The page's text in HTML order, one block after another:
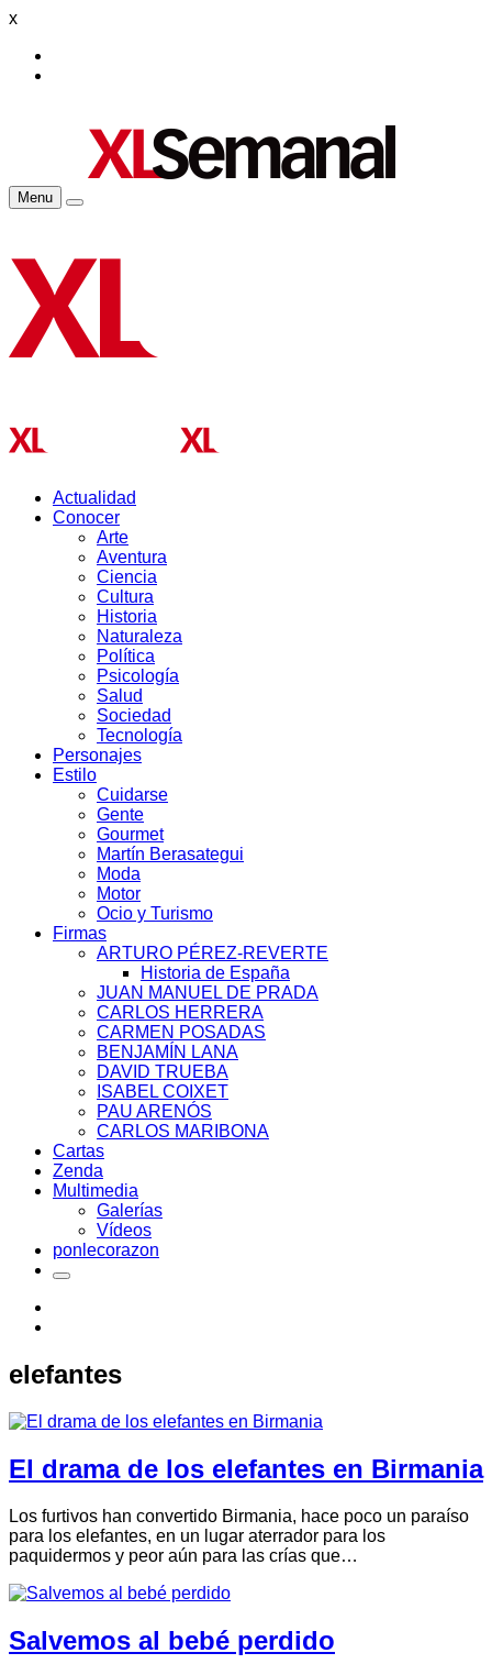
x
Menu
Actualidad
Conocer
Arte
Aventura
Ciencia
Cultura
Historia
Naturaleza
Política
Psicología
Salud
Sociedad
Tecnología
Personajes
Estilo
Cuidarse
Gente
Gourmet
Martín Berasategui
Moda
Motor
Ocio y Turismo
Firmas
ARTURO PÉREZ-REVERTE
Historia de España
JUAN MANUEL DE PRADA
CARLOS HERRERA
CARMEN POSADAS
BENJAMÍN LANA
DAVID TRUEBA
ISABEL COIXET
PAU ARENÓS
CARLOS MARIBONA
Cartas
Zenda
Multimedia
Galerías
Vídeos
ponlecorazon
elefantes
El drama de los elefantes en Birmania
Los furtivos han convertido Birmania, hace poco un paraíso
para los elefantes, en un lugar aterrador para los
paquidermos y peor aún para las crías que…
Salvemos al bebé perdido